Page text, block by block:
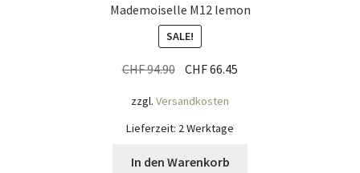
Mademoiselle M12 lemon
SALE!
CHF94.90 Ursprünglicher
war:
CHF 94.90
CHF66.45
zzgl. Versandkosten
Lieferzeit: 2 Werktage
In den Warenkorb